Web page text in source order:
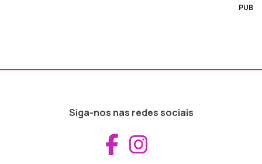
PUB
Siga-nos nas redes sociais
Aceder ao